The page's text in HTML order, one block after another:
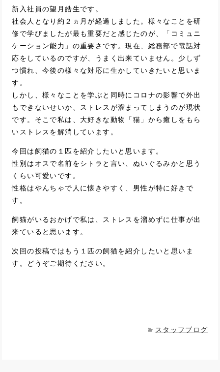
新入社員の望月皓生です。
社会人となり約２ヵ月が経過しました。様々なことを研
修で学びましたが最も重要だと感じたのが、「コミュニ
ケーション能力」の重要さです。現在、総務部で電話対
応をしているのですが、うまく出来ていません。少しず
つ慣れ、今後の様々な対応に生かしていきたいと思いま
す。
しかし、様々なことを学ぶと同時にコロナの影響で外出
もできないせいか、ストレスが溜まってしまうのが現状
です。そこで私は、大好きな動物「猫」から癒しをもら
いストレスを解消しています。
今回は飼猫の１匹を紹介したいと思います。
性別はオスで名前をシトラと言い、ぬいぐるみかと思う
くらい可愛いです。
性格はやんちゃで人に懐きやすく、男性が特に好きで
す。
飼猫がいるおかげで私は、ストレスを溜めずに仕事が出
来ていると思います。
次回の投稿ではもう１匹の飼猫を紹介したいと思いま
す。どうぞご期待ください。
スタッフブログ